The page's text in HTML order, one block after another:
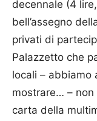
decennale (4
bell’assegno
privati di
Palazzetto che
locali – abbiamo
mostrare… –
carta della